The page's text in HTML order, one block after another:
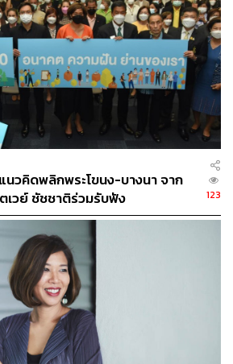
นวคิดพลิกพระโขนง-บางนา จาก
เวย์ ชัชชาติร่วมรับฟัง
123